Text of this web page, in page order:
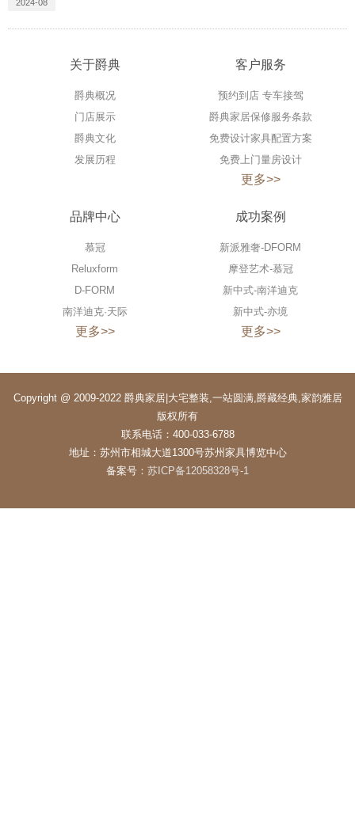
2024-08
关于爵典
爵典概况
门店展示
爵典文化
发展历程
客户服务
预约到店 专车接驾
爵典家居保修服务条款
免费设计家具配置方案
免费上门量房设计
更多>>
品牌中心
慕冠
Reluxform
D-FORM
南洋迪克·天际
更多>>
成功案例
新派雅奢-DFORM
摩登艺术-慕冠
新中式-南洋迪克
新中式-亦境
更多>>
Copyright @ 2009-2022 爵典家居|大宅整装,一站圆满,爵藏经典,家韵雅居
版权所有
联系电话：400-033-6788
地址：苏州市相城大道1300号苏州家具博览中心
备案号： 苏ICP备12058328号-1